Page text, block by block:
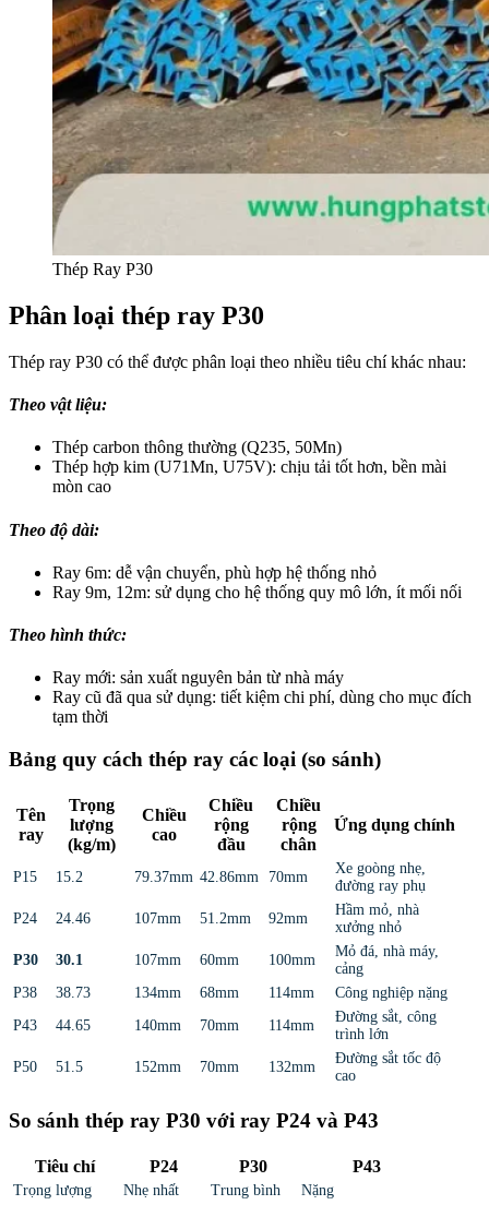
Thép Ray P30
Phân loại thép ray P30
Thép ray P30 có thể được phân loại theo nhiều tiêu chí khác nhau:
Theo vật liệu:
Thép carbon thông thường (Q235, 50Mn)
Thép hợp kim (U71Mn, U75V): chịu tải tốt hơn, bền mài
mòn cao
Theo độ dài:
Ray 6m: dễ vận chuyển, phù hợp hệ thống nhỏ
Ray 9m, 12m: sử dụng cho hệ thống quy mô lớn, ít mối nối
Theo hình thức:
Ray mới: sản xuất nguyên bản từ nhà máy
Ray cũ đã qua sử dụng: tiết kiệm chi phí, dùng cho mục đích
tạm thời
Bảng quy cách thép ray các loại (so sánh)
Tên
ray
Trọng
lượng
(kg/m)
Chiều
cao
Chiều
rộng
đầu
Chiều
rộng
chân
Ứng dụng chính
P15 15.2 79.37mm 42.86mm 70mm
Xe goòng nhẹ,
đường ray phụ
P24
24.46 107mm 51.2mm 92mm
Hầm mỏ, nhà
xưởng nhỏ
P30
30.1 107mm 60mm 100mm
Mỏ đá, nhà máy,
cảng
P38
38.73 134mm 68mm 114mm
Công nghiệp nặng
P43
44.65 140mm 70mm 114mm
Đường sắt, công
trình lớn
P50
51.5 152mm 70mm 132mm
Đường sắt tốc độ
cao
So sánh thép ray P30 với ray P24 và P43
Tiêu chí P24 P30 P43
Trọng lượng Nhẹ nhất Trung bình
Nặng